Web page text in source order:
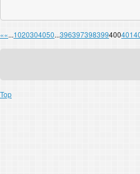
««...1020304050...396397398399400401
Top